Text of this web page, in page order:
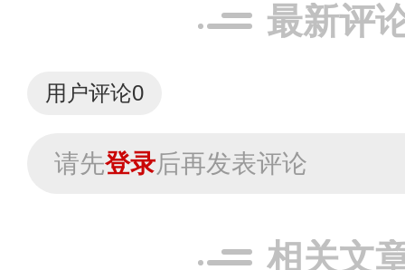
最新评
用户评论0
请先登录后再发表评论
相关文